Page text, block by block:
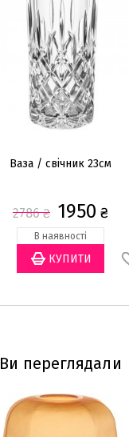
Ваза / свічник 23см
2786₴ 1950 ₴
В наявності
Ви переглядали